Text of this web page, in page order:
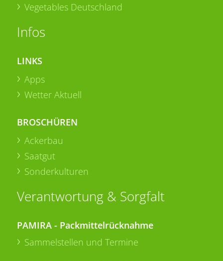
Vegetables Deutschland
Infos
LINKS
Apps
Wetter Aktuell
BROSCHÜREN
Ackerbau
Saatgut
Sonderkulturen
Verantwortung & Sorgfalt
PAMIRA - Packmittelrücknahme
Sammelstellen und Termine